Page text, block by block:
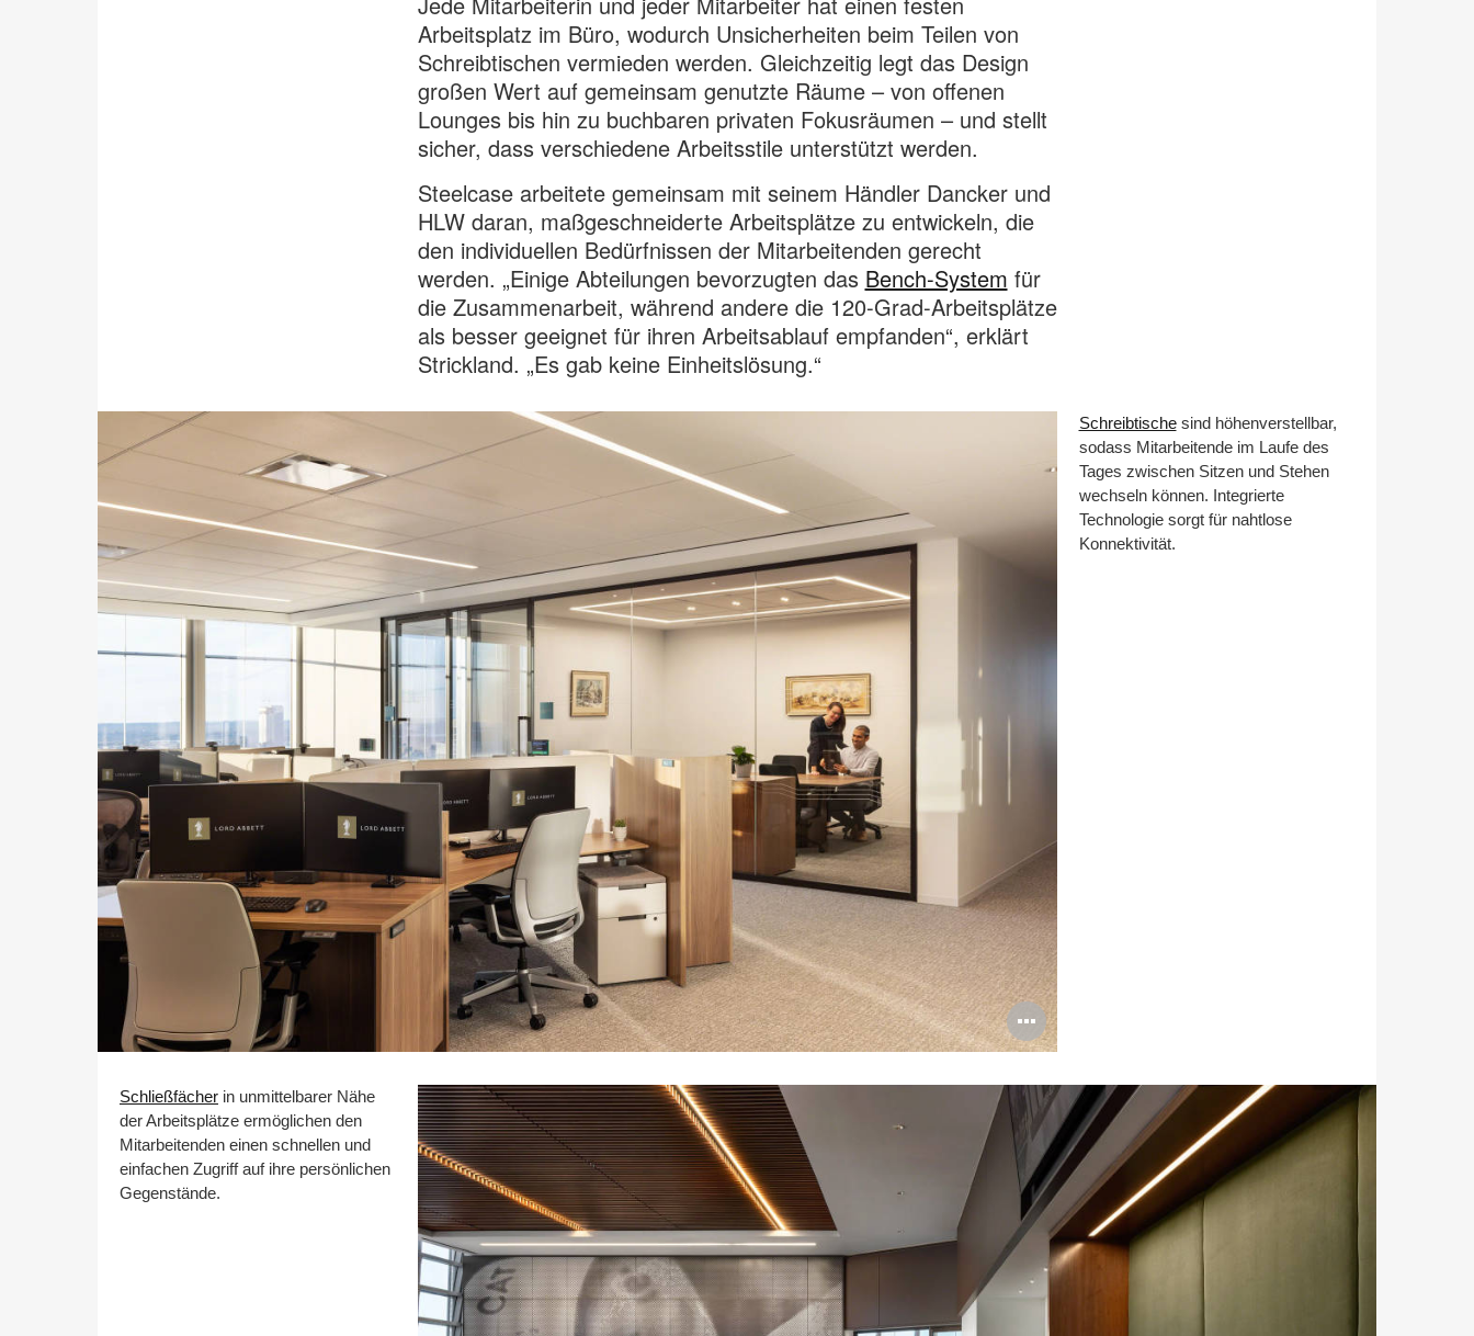
Arbeitsplatz im Büro, wodurch Unsicherheiten beim Teilen von
Schreibtischen vermieden werden. Gleichzeitig legt das Design
großen Wert auf gemeinsam genutzte Räume – von offenen
Lounges bis hin zu buchbaren privaten Fokusräumen – und stellt
sicher, dass verschiedene Arbeitsstile unterstützt werden.
Steelcase arbeitete gemeinsam mit seinem Händler Dancker und
HLW daran, maßgeschneiderte Arbeitsplätze zu entwickeln, die
den individuellen Bedürfnissen der Mitarbeitenden gerecht
werden. „Einige Abteilungen bevorzugten das Bench-System für
die Zusammenarbeit, während andere die 120-Grad-Arbeitsplätze
als besser geeignet für ihren Arbeitsablauf empfanden“, erklärt
Strickland. „Es gab keine Einheitslösung.“
Bildbeschreibung
öffnen
Schreibtischesind höhenverstellbar,
sodass Mitarbeitende im Laufe des
Tages zwischen Sitzen und Stehen
wechseln können. Integrierte
Technologie sorgt für nahtlose
Konnektivität.
Schließfächer in unmittelbarer Nähe
der Arbeitsplätze ermöglichen den
Mitarbeitenden einen schnellen und
einfachen Zugriff auf ihre persönlichen
Gegenstände.